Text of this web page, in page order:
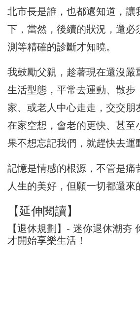
北市長是誰，也都還知道，讓
下，當然，後續的狀況，還必
測等精確的診斷才知曉。
我鼓勵父親，趁著現在還沒嚴
生活型態，平常去運動、散步
家、或老人中心走走，交交朋
在家空想，會老的更快、甚至
果不想忘記我們，就趕快去運
記憶是情感的根源，不管是痛
人生的美好，但願一切都還來
【延伸閱讀】
【退休規劃】- 迷你退休潮夯
才開始享樂生活！